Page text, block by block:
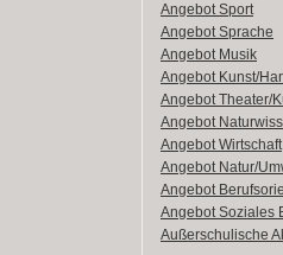
Angebot Sport
Angebot Sprache
Angebot Musik
Angebot Kunst/
Angebot Theater/
Angebot
Angebot Wirtschaft
Angebot Natur/
Angebot
Angebot Soziales
Außerschulische